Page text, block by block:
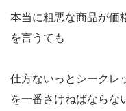
本当に粗悪な商品が価
を言うても
仕方ないっとシークレ
を一番さけねばならな